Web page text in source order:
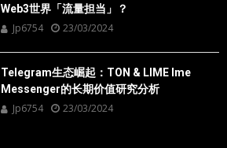
Web3世界「流量担当」？
Jp6754 23/03/2024
Telegram生态崛起：TON & LIME Ime
Messenger的长期价值研究分析
Jp6754 23/03/2024